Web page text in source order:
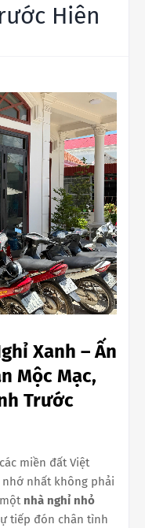
Hiên
Xanh – Ấn
Mộc Mạc,
Trước
miền đất Việt
nhất không phải
nhà nghỉ nhỏ
tiếp đón chân tình